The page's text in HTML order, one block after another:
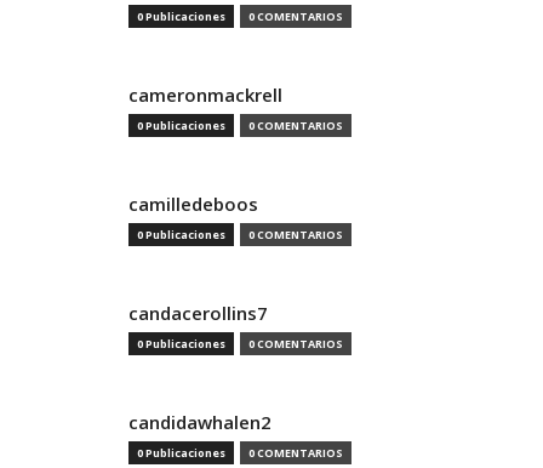
0 Publicaciones 0 COMENTARIOS
cameronmackrell
0 Publicaciones 0 COMENTARIOS
camilledeboos
0 Publicaciones 0 COMENTARIOS
candacerollins7
0 Publicaciones 0 COMENTARIOS
candidawhalen2
0 Publicaciones 0 COMENTARIOS